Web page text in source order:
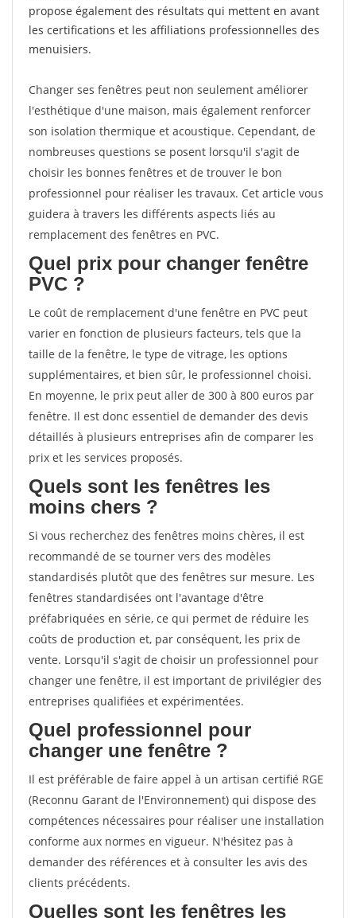
propose également des résultats qui mettent en avant
les certifications et les affiliations professionnelles des
menuisiers.
Changer ses fenêtres peut non seulement améliorer
l'esthétique d'une maison, mais également renforcer
son isolation thermique et acoustique. Cependant, de
nombreuses questions se posent lorsqu'il s'agit de
choisir les bonnes fenêtres et de trouver le bon
professionnel pour réaliser les travaux. Cet article vous
guidera à travers les différents aspects liés au
remplacement des fenêtres en PVC.
Quel prix pour changer fenêtre
PVC ?
Le coût de remplacement d'une fenêtre en PVC peut
varier en fonction de plusieurs facteurs, tels que la
taille de la fenêtre, le type de vitrage, les options
supplémentaires, et bien sûr, le professionnel choisi.
En moyenne, le prix peut aller de 300 à 800 euros par
fenêtre. Il est donc essentiel de demander des devis
détaillés à plusieurs entreprises afin de comparer les
prix et les services proposés.
Quels sont les fenêtres les
moins chers ?
Si vous recherchez des fenêtres moins chères, il est
recommandé de se tourner vers des modèles
standardisés plutôt que des fenêtres sur mesure. Les
fenêtres standardisées ont l'avantage d'être
préfabriquées en série, ce qui permet de réduire les
coûts de production et, par conséquent, les prix de
vente. Lorsqu'il s'agit de choisir un professionnel pour
changer une fenêtre, il est important de privilégier des
entreprises qualifiées et expérimentées.
Quel professionnel pour
changer une fenêtre ?
Il est préférable de faire appel à un artisan certifié RGE
(Reconnu Garant de l'Environnement) qui dispose des
compétences nécessaires pour réaliser une installation
conforme aux normes en vigueur. N'hésitez pas à
demander des références et à consulter les avis des
clients précédents.
Quelles sont les fenêtres les